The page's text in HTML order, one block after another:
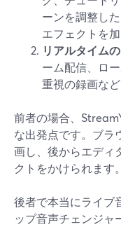
ーンを調整し
エフェクトを
リアルタイム
ーム配信、ロ
重視の録画な
前者の場合、
な出発点です。ブラ
画し、後からエディ
クトをかけられます。
後者で本当にライブ
ップ音声チェンジャ